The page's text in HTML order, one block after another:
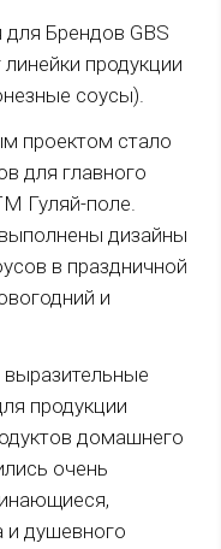
Брендов GBS
продукции
соусы).
проектом стало
для главного
Гуляй-поле.
дизайны
в праздничной
и
продукции
домашнего
очень
и душевного